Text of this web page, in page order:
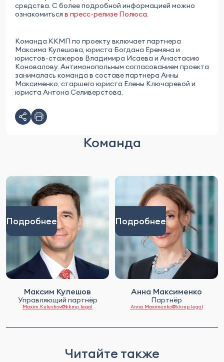
средства. С более подробной информацией можно
ознакомиться в пресс-релизе Полюса.
Команда ККМП по проекту включает партнера
Максима Кулешова, юриста Богдана Еремяна и
юристов-стажеров Владимира Исаева и Анастасию
Коновалову. Антимонопольным согласованием проекта
занималась команда в составе партнера Анны
Максименко, старшего юриста Елены Ключаревой и
юриста Антона Селиверстова.
Команда
Подробнее
Максим Кулешов
Управляющий партнёр
Maxim.Kuleshov@kkmp.legal
Подробнее
Анна Максименко
Партнёр
Anna.Maximenko@kkmp.legal
Читайте также